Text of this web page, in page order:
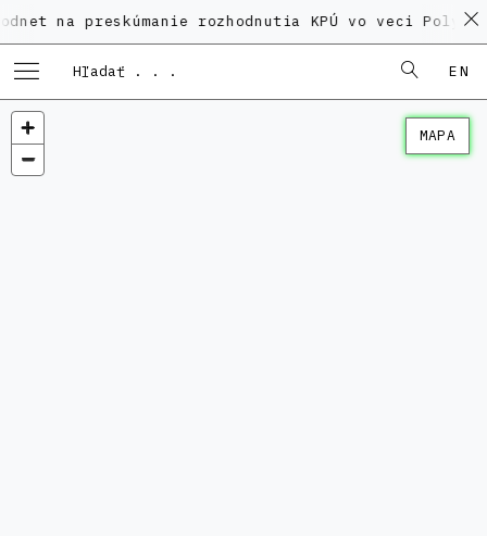
preskúmanie rozhodnutia KPÚ vo veci
EN
MAPA